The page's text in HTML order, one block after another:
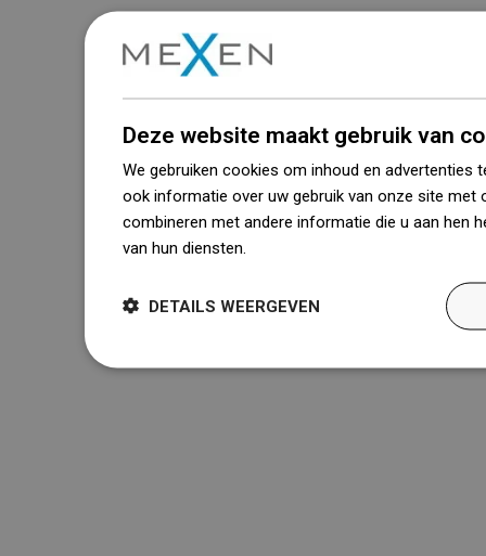
Deze website maakt gebruik van
We gebruiken cookies om inhoud en advertenties
ook informatie over uw gebruik van onze site met
combineren met andere informatie die u aan hen
van hun diensten.
DETAILS WEERGEVEN